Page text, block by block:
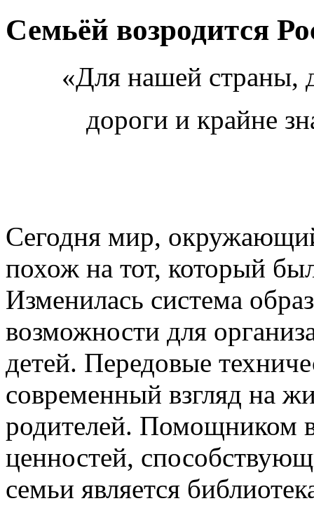
Семьёй возродится
«Для нашей страны,
дороги и крайне
Сегодня мир,
похож на тот, который
Изменилась система
возможности для
детей. Передовые
современный взгляд на
родителей. Помощником
ценностей,
семьи является